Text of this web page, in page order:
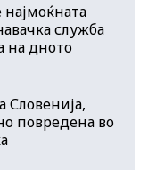
служба
на дното
Словенија,
повредена во